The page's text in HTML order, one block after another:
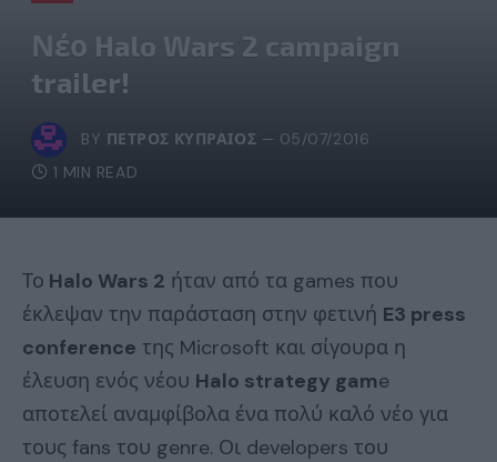
Νέο Halo Wars 2 campaign
trailer!
BY ΠΈΤΡΟΣ ΚΥΠΡΑΊΟΣ
05/07/2016
1 MIN READ
Το Halo Wars 2 ήταν από τα games που
έκλεψαν την παράσταση στην φετινή E3 press
conference της Microsoft και σίγουρα η
έλευση ενός νέου Halo strategy game
αποτελεί αναμφίβολα ένα πολύ καλό νέο για
τους fans του genre. Οι developers του